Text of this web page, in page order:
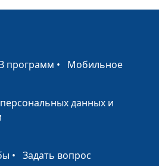
Андрей Юнак,
Андрей Юнак,
как к
Юлия Синицына,
Юлия Синицына,
программ • Мобильное
данных и
• Задать вопрос